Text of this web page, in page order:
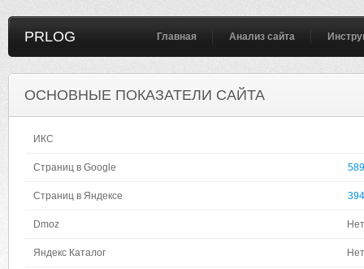
PRLOG Главная Анализ сайта
ОСНОВНЫЕ ПОКАЗАТЕЛИ САЙТА
ИКС
Страниц в Google 589
Страниц в Яндексе 394
Dmoz Нет
Яндекс Каталог Нет